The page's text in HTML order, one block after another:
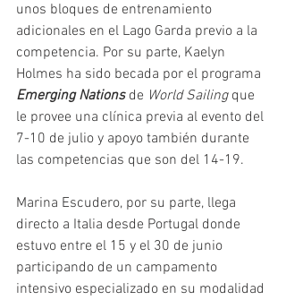
unos bloques de entrenamiento
adicionales en el Lago Garda previo a la
competencia. Por su parte, Kaelyn
Holmes ha sido becada por el programa
Emerging Nations de World Sailing que
le provee una clínica previa al evento del
7-10 de julio y apoyo también durante
las competencias que son del 14-19.
Marina Escudero, por su parte, llega
directo a Italia desde Portugal donde
estuvo entre el 15 y el 30 de junio
participando de un campamento
intensivo especializado en su modalidad